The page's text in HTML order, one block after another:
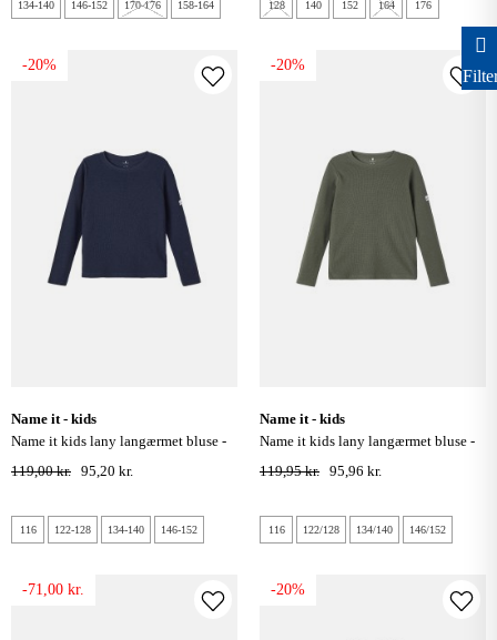
134-140 146-152 170-176 158-164 128 140 152 164 176
-20%
name it - kids
name it kids lany langærmet bluse -
dark sapphire
119,00 kr. 95,20 kr.
116 122-128 134-140 146-152
-20%
name it - kids
name it kids lany langærmet bluse -
beetle
119,95 kr. 95,96 kr.
116 122/128 134/140 146/152
-71,00 kr. -20%